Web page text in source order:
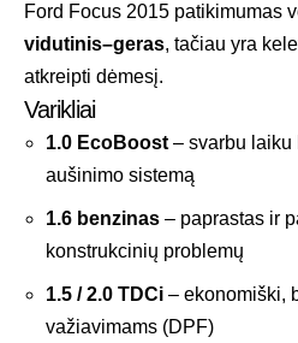
Ford Focus 2015 patikimumas
vidutinis–geras, tačiau yra
atkreipti dėmesį.
Varikliai
1.0 EcoBoost – svarbu laiku
aušinimo sistemą
1.6 benzinas – paprastas ir
konstrukcinių problemų
1.5 / 2.0 TDCi – ekonomiški,
važiavimams (DPF)